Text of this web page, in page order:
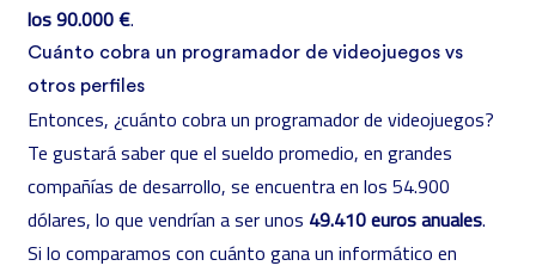
los 90.000 €.
Cuánto cobra un programador de videojuegos vs
otros perfiles
Entonces, ¿cuánto cobra un programador de videojuegos?
Te gustará saber que el sueldo promedio, en grandes
compañías de desarrollo, se encuentra en los 54.900
dólares, lo que vendrían a ser unos 49.410 euros anuales.
Si lo comparamos con cuánto gana un informático en